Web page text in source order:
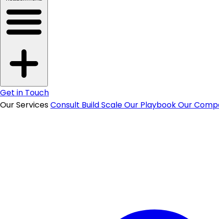
Get in Touch
Our ServicesConsult BuildScaleOur PlaybookOur